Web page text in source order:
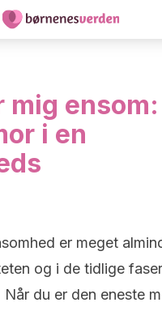
mig ensom:
i en
er meget
og i de tidlige
du er den eneste